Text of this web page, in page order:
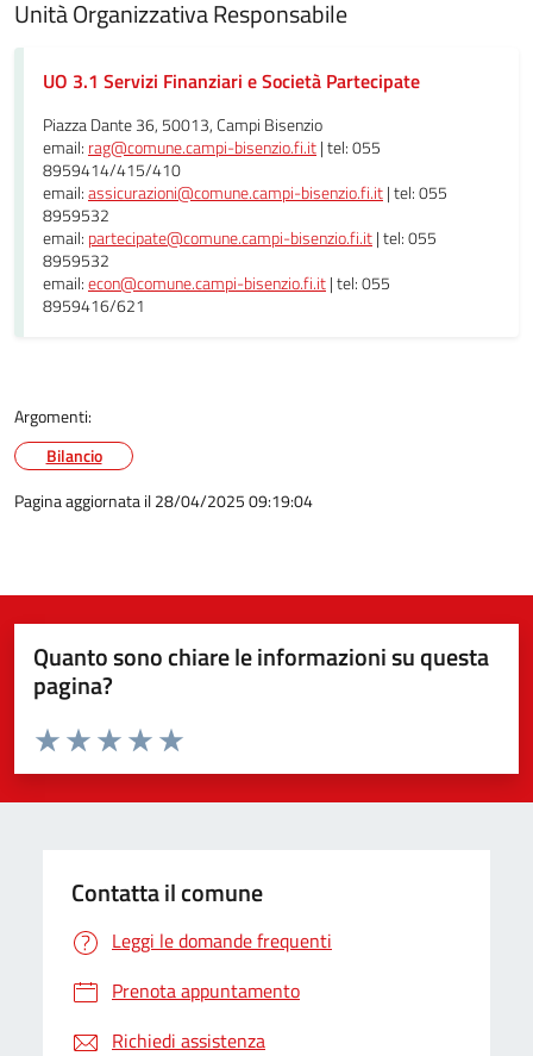
Unità Organizzativa Responsabile
UO 3.1 Servizi Finanziari e Società Partecipate
Piazza Dante 36, 50013, Campi Bisenzio
email: rag@comune.campi-bisenzio.fi.it| tel: 055
8959414/415/410
email:assicurazioni@comune.campi-bisenzio.fi.it| tel: 055
8959532
email: partecipate@comune.campi-bisenzio.fi.it| tel: 055
8959532
email:econ@comune.campi-bisenzio.fi.it| tel: 055
8959416/621
Argomenti:
Bilancio
Pagina aggiornata il 28/04/2025 09:19:04
Quanto sono chiare le informazioni su questa
pagina?
Valuta da 1 a 5 stelle la pagina
Valuta 5 stelle su 5
Valuta 4 stelle su 5
Valuta 3 stelle su 5
Valuta 2 stelle su 5
Valuta 1 stelle su 5
Contatta il comune
Leggi le domande frequenti
Prenota appuntamento
Richiedi assistenza